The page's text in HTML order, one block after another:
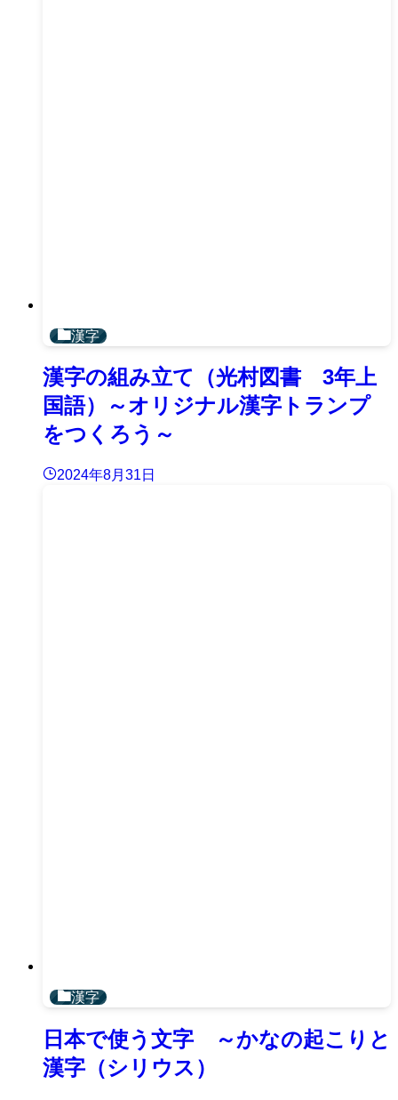
漢字
漢字の組み立て（光村図書 3年上
国語）～オリジナル漢字トランプ
をつくろう～
2024年8月31日
漢字
日本で使う文字 ～かなの起こりと
漢字（シリウス）